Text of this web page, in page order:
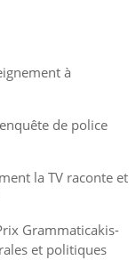
à
de police
la TV raconte et
Grammaticakis-
et politiques